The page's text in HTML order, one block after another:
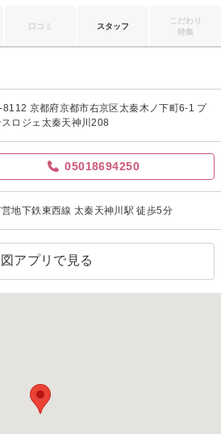
口コミ スタッフ
こだわり
特集
京都府京都市右京区太秦木ノ下町6-1 プ
スロジェ太秦天神川208
05018694250
地下鉄東西線 太秦天神川駅 徒歩5分
アプリで見る